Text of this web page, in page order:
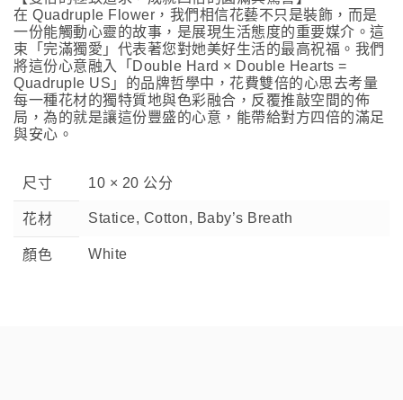
在 Quadruple Flower，我們相信花藝不只是裝飾，而是
一份能觸動心靈的故事，是展現生活態度的重要媒介。這
束「完滿獨愛」代表著您對她美好生活的最高祝福。我們
將這份心意融入「Double Hard × Double Hearts =
Quadruple US」的品牌哲學中，花費雙倍的心思去考量
每一種花材的獨特質地與色彩融合，反覆推敲空間的佈
局，為的就是讓這份豐盛的心意，能帶給對方四倍的滿足
與安心。
尺寸 10 × 20 公分
花材 Statice, Cotton, Baby’s Breath
顏色 White